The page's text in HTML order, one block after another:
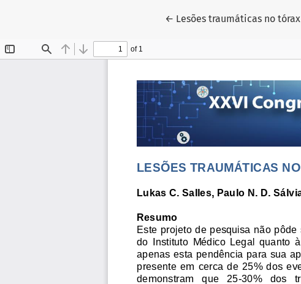
← Voltar aos Detalhes do Artigo
Lesões traumáticas no tórax